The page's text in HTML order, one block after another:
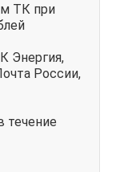
ТК при
Энергия,
России,
течение